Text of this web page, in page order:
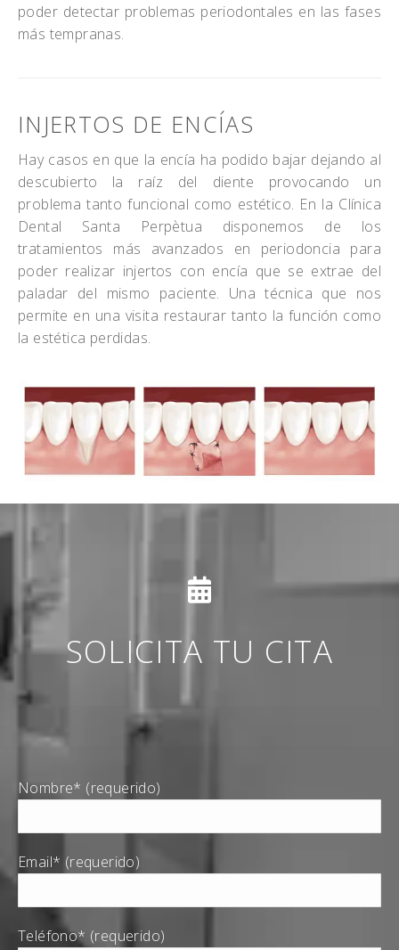
poder detectar problemas periodontales en las fases
más tempranas.
INJERTOS DE ENCÍAS
Hay casos en que la encía ha podido bajar dejando al
descubierto la raíz del diente provocando un
problema tanto funcional como estético. En la Clínica
Dental Santa Perpètua disponemos de los
tratamientos más avanzados en periodoncia para
poder realizar injertos con encía que se extrae del
paladar del mismo paciente. Una técnica que nos
permite en una visita restaurar tanto la función como
la estética perdidas.
SOLICITA TU CITA
Nombre* (requerido)
Email* (requerido)
Teléfono* (requerido)